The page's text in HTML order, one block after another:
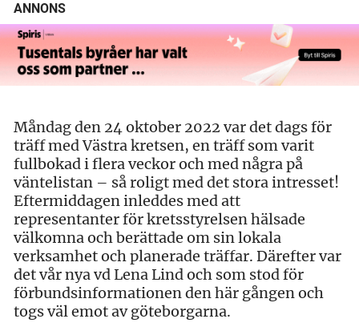
ANNONS
Måndag den 24 oktober 2022 var det dags för
träff med Västra kretsen, en träff som varit
fullbokad i flera veckor och med några på
väntelistan – så roligt med det stora intresset!
Eftermiddagen inleddes med att
representanter för kretsstyrelsen hälsade
välkomna och berättade om sin lokala
verksamhet och planerade träffar. Därefter var
detvår nya vd Lena Lind och som stod för
förbundsinformationen den här gången och
togs väl emot av göteborgarna.